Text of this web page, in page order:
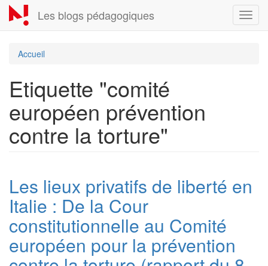
Aller
au
contenu
Les blogs pédagogiques
Accueil
Etiquette "comité
européen prévention
contre la torture"
Les lieux privatifs de liberté en
Italie : De la Cour
constitutionnelle au Comité
européen pour la prévention